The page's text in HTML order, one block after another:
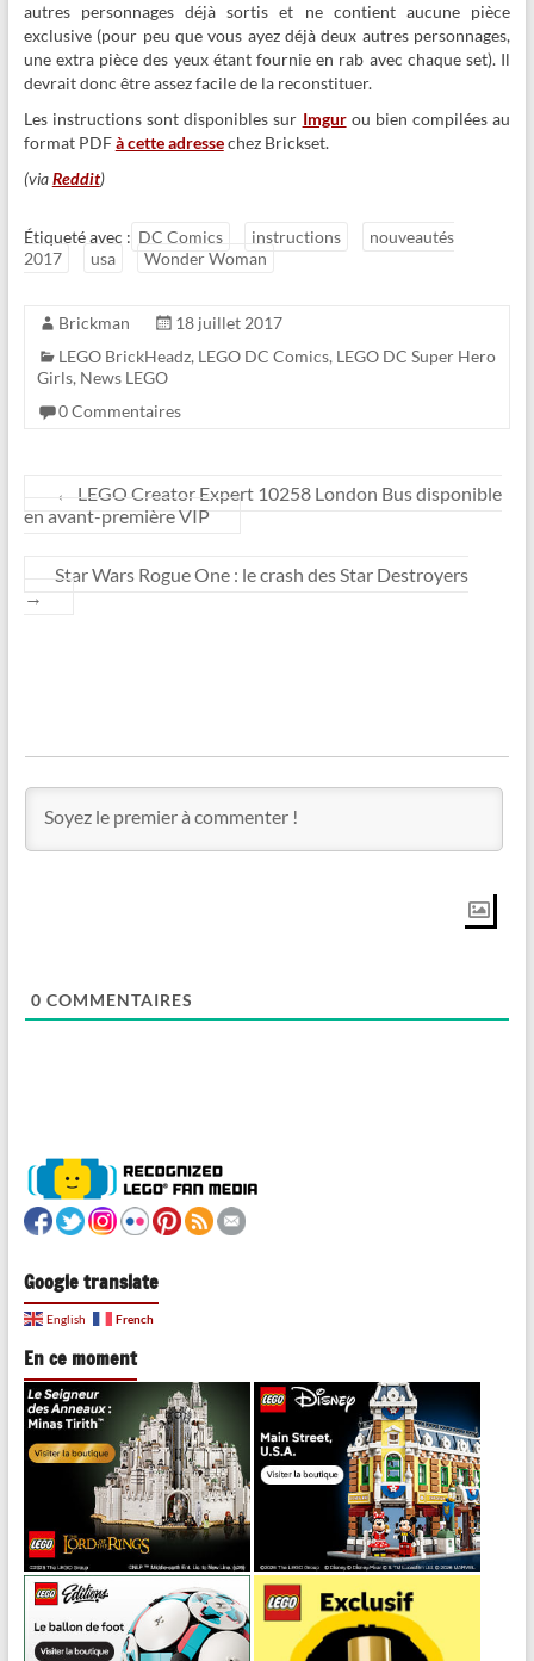
autres personnages déjà sortis et ne contient aucune pièce
exclusive (pour peu que vous ayez déjà deux autres personnages,
une extra pièce des yeux étant fournie en rab avec chaque set). Il
devrait donc être assez facile de la reconstituer.
Les instructions sont disponibles sur Imgurou bien compilées au
format PDFà cette adressechez Brickset.
(viaReddit)
Étiqueté avec : DC Comics instructions
nouveautés
2017
usa Wonder Woman
Brickman
18 juillet 2017
LEGO BrickHeadz, LEGO DC Comics, LEGO DC Super Hero
Girls, News LEGO
0 Commentaires
←
LEGO Creator Expert 10258 London Bus disponible
en avant-première VIP
Star Wars Rogue One : le crash des Star Destroyers
→
0 COMMENTAIRES
Google translate
English French
En ce moment